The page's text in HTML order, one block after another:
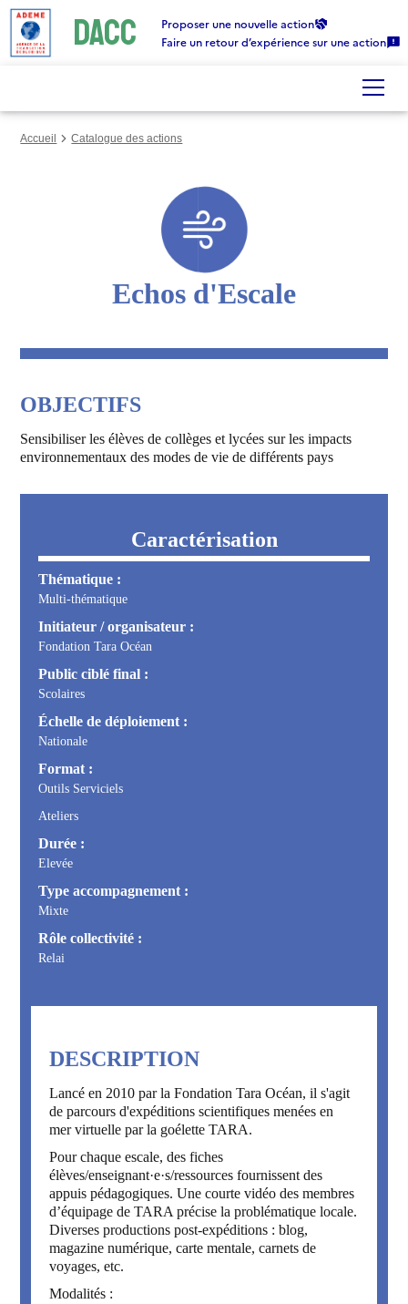
DACC
Proposer une nouvelle action
Faire un retour d’expérience sur une action
Accueil Catalogue des actions
Echos d'Escale
OBJECTIFS
Sensibiliser les élèves de collèges et lycées sur les impacts
environnementaux des modes de vie de différents pays
Caractérisation
Thématique :
Multi-thématique
Initiateur / organisateur :
Fondation Tara Océan
Public ciblé final :
Scolaires
Échelle de déploiement :
Nationale
Format :
Outils Serviciels
Ateliers
Durée :
Elevée
Type accompagnement :
Mixte
Rôle collectivité :
Relai
DESCRIPTION
Lancé en 2010 par la Fondation Tara Océan, il s'agit
de parcours d'expéditions scientifiques menées en
mer virtuelle par la goélette TARA.
Pour chaque escale, des fiches
élèves/enseignant·e·s/ressources fournissent des
appuis pédagogiques. Une courte vidéo des membres
d’équipage de TARA précise la problématique locale.
Diverses productions post-expéditions : blog,
magazine numérique, carte mentale, carnets de
voyages, etc.
Modalités :
Gestion des cookies